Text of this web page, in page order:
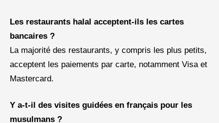
Les restaurants halal acceptent-ils les cartes
bancaires ?
La majorité des restaurants, y compris les plus petits,
acceptent les paiements par carte, notamment Visa et
Mastercard.
Y a-t-il des visites guidées en français pour les
musulmans ?